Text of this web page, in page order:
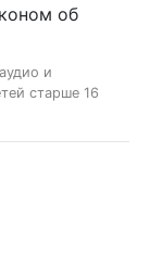
об
и
старше 16